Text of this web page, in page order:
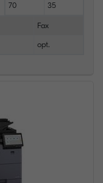
70 35
Fax
opt.